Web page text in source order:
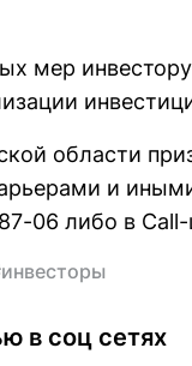
мер
области
и
06 либо в Call-
в соц сетях